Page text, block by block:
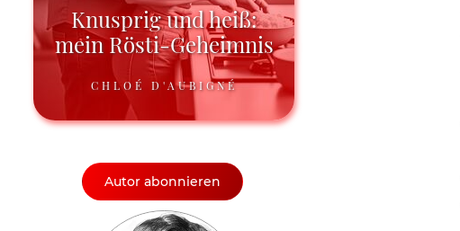
Knusprig und heiß:
mein Rösti-Geheimnis
CHLOÉ D'AUBIGNÉ
Autor abonnieren